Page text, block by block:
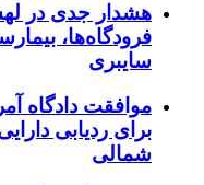
هشدار جدی در
فرودگاه‌ها،
سایبری
موافقت دادگاه
شمالی